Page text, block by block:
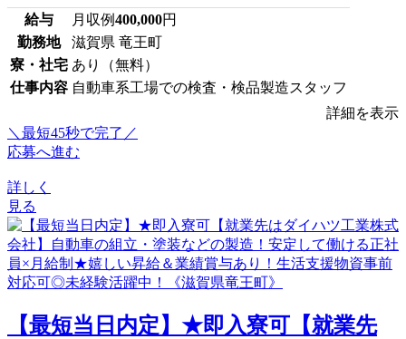
給与 月収例400,000円
勤務地
滋賀県 竜王町
寮・社宅 あり（無料）
仕事内容 自動車系工場での検査・検品製造スタッフ
詳細を表示
＼最短45秒で完了／
応募へ進む
詳しく
見る
【最短当日内定】★即入寮可【就業先